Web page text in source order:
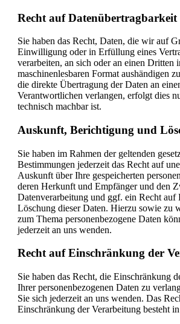
Recht auf Daten­übertrag­barkeit
Sie haben das Recht, Daten, die wir auf
Einwilligung oder in Erfüllung eines
verarbeiten, an sich oder an einen Dritten
maschinenlesbaren Format aushändigen
die direkte Übertragung der Daten an
Verantwortlichen verlangen, erfolgt dies
technisch machbar ist.
Auskunft, Berichtigung und
Sie haben im Rahmen der geltenden
Bestimmungen jederzeit das Recht auf
Auskunft über Ihre gespeicherten
deren Herkunft und Empfänger und den
Datenverarbeitung und ggf. ein Recht auf
Löschung dieser Daten. Hierzu sowie zu
zum Thema personenbezogene Daten
jederzeit an uns wenden.
Recht auf Einschränkung der
Sie haben das Recht, die Einschränkung
Ihrer personenbezogenen Daten zu
Sie sich jederzeit an uns wenden. Das
Einschränkung der Verarbeitung besteht